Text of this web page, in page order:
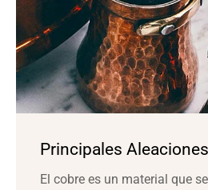
Principales
El cobre es un material que